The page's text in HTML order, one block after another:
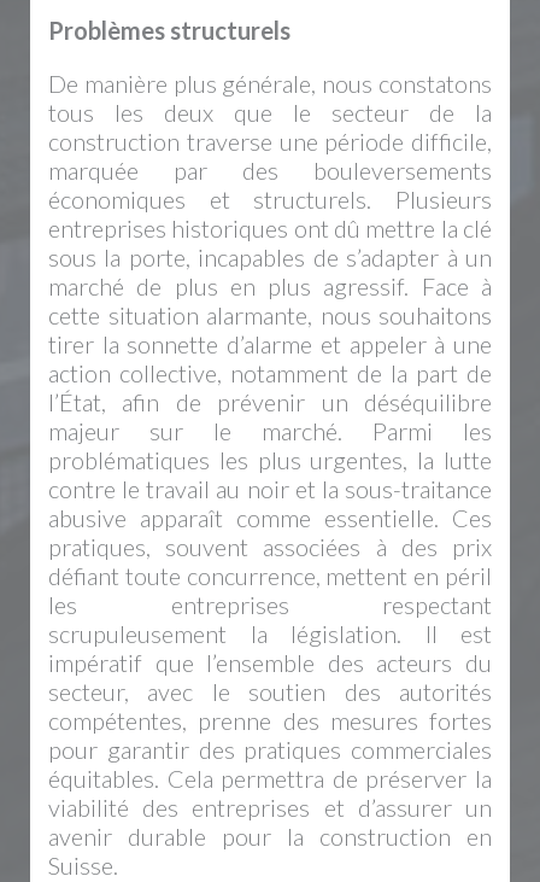
Problèmes structurels
De manière plus générale, nous constatons
tous les deux que le secteur de la
construction traverse une période difficile,
marquée par des bouleversements
économiques et structurels. Plusieurs
entreprises historiques ont dû mettre la clé
sous la porte, incapables de s’adapter à un
marché de plus en plus agressif. Face à
cette situation alarmante, nous souhaitons
tirer la sonnette d’alarme et appeler à une
action collective, notamment de la part de
l’État, afin de prévenir un déséquilibre
majeur sur le marché. Parmi les
problématiques les plus urgentes, la lutte
contre le travail au noir et la sous-traitance
abusive apparaît comme essentielle. Ces
pratiques, souvent associées à des prix
défiant toute concurrence, mettent en péril
les entreprises respectant
scrupuleusement la législation. Il est
impératif que l’ensemble des acteurs du
secteur, avec le soutien des autorités
compétentes, prenne des mesures fortes
pour garantir des pratiques commerciales
équitables. Cela permettra de préserver la
viabilité des entreprises et d’assurer un
avenir durable pour la construction en
Suisse.